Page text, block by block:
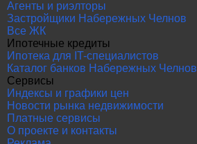
Агенты и риэлторы
Застройщики Набережных Челнов
Все ЖК
Ипотечные кредиты
Ипотека для IT-специалистов
Каталог банков Набережных Челнов
Сервисы
Индексы и графики цен
Новости рынка недвижимости
Платные сервисы
О проекте и контакты